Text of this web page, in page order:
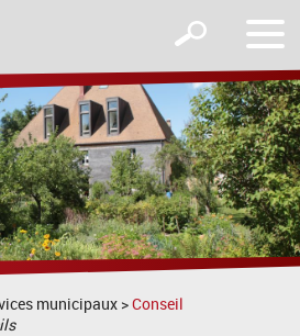
le
Afficher
formulaire
de
recherche
municipaux >Conseil